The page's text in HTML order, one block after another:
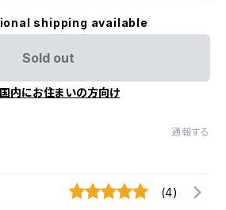
shipping available
Sold out
内にお住まいの方向け
通報する
(4)